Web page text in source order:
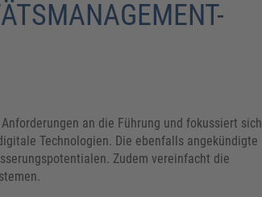
an die Führung und fokussiert sich
Technologien. Die ebenfalls angekündigte
Zudem vereinfacht die